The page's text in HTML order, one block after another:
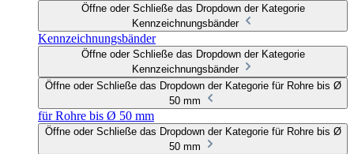
Öffne oder Schließe das Dropdown der Kategorie
Kennzeichnungsbänder
Kennzeichnungsbänder
Öffne oder Schließe das Dropdown der Kategorie
Kennzeichnungsbänder
Öffne oder Schließe das Dropdown der Kategorie für Rohre bis Ø
50 mm
für Rohre bis Ø 50 mm
Öffne oder Schließe das Dropdown der Kategorie für Rohre bis Ø
50 mm